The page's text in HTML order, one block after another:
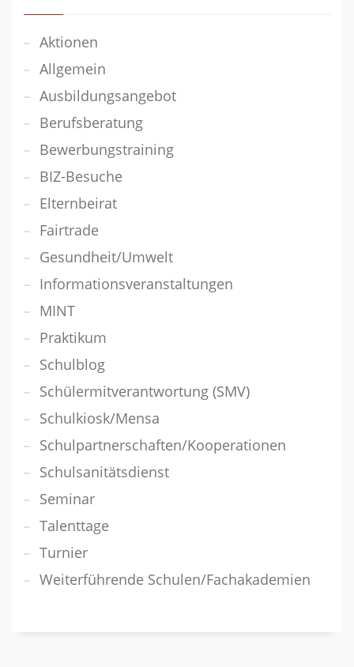
Aktionen
Allgemein
Ausbildungsangebot
Berufsberatung
Bewerbungstraining
BIZ-Besuche
Elternbeirat
Fairtrade
Gesundheit/Umwelt
Informationsveranstaltungen
MINT
Praktikum
Schulblog
Schülermitverantwortung (SMV)
Schulkiosk/Mensa
Schulpartnerschaften/Kooperationen
Schulsanitätsdienst
Seminar
Talenttage
Turnier
Weiterführende Schulen/Fachakademien